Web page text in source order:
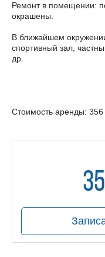
Ремонт в помещении:
окрашены.
В ближайшем
спортивный зал,
др.
Стоимость аренды: 356